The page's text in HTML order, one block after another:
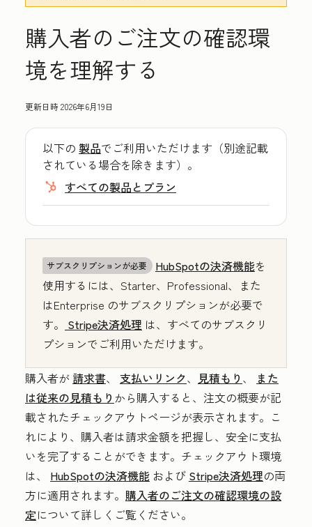
購入者のご注文の確認環
境を理解する
更新日時2026年6月19日
以下の 製品でご利用いただけます（別途記載
されている場合を除きます）。
すべての製品とプラン
サブスクリプションが必要 HubSpotの決済機能を
使用するには、 Starter、 Professional、また
はEnterprise のサブスクリプションが必要で
す。
Stripe決済処理 は、すべてのサブスクリ
プションでご利用いただけます。
購入者が 請求書、 支払いリンク、 見積もり 、
また
は従来の見積もり から購入すると、注文の概要が記
載されたチェックアウトページが表示されます。こ
れにより、購入者は請求金額を把握し、安全に支払
いを完了することができます。チェックアウト環境
は、 HubSpotの決済機能 および Stripe決済処理の両
方に適用されます。 購入者のご注文の確認環境の設
定について詳しくご覧ください。